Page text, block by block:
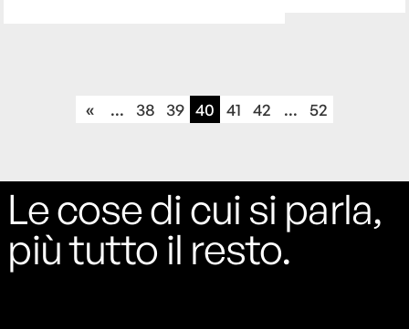
« ... 38 39 40 41 42 ... 52
Le cose di cui si parla,
più tutto il resto.